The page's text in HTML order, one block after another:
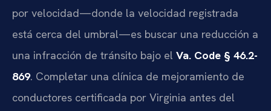
por velocidad—donde la velocidad registrada
está cerca del umbral—es buscar una reducción a
una infracción de tránsito bajo el Va. Code § 46.2-
869. Completar una clínica de mejoramiento de
conductores certificada por Virginia antes del